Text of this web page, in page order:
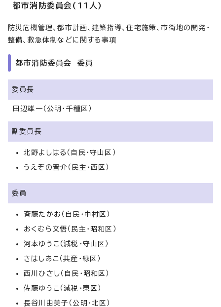
都市消防委員会(11人)
防災危機管理、都市計画、建築指導、住宅施策、市街地の開発・
整備、救急体制などに関する事項
都市消防委員会 委員
委員長
田辺雄一（公明・千種区）
副委員長
北野よしはる（自民・守山区）
うえぞの晋介（民主・西区）
委員
斉藤たかお（自民・中村区）
おくむら文悟（民主・昭和区）
河本ゆうこ（減税・守山区）
さはしあこ（共産・緑区）
西川ひさし（自民・昭和区）
佐藤ゆうこ（減税・東区）
長谷川由美子（公明・北区）